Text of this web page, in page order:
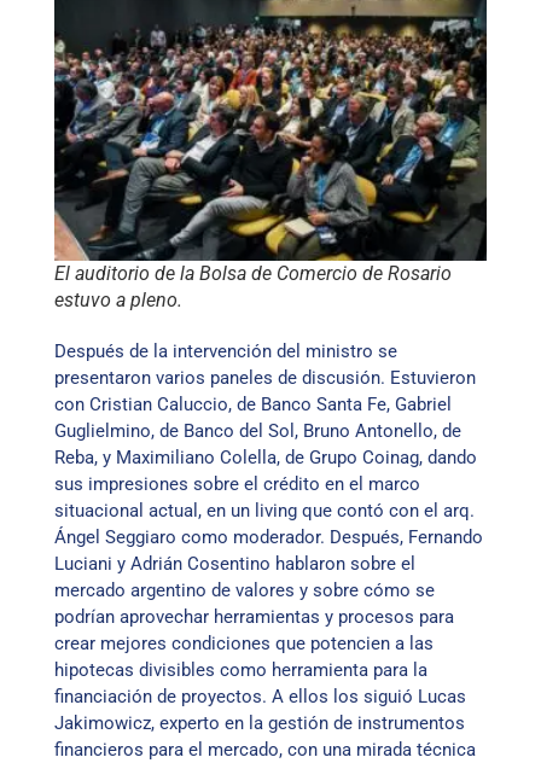
El auditorio de la Bolsa de Comercio de Rosario
estuvo a pleno.
Después de la intervención del ministro se
presentaron varios paneles de discusión. Estuvieron
con Cristian Caluccio, de Banco Santa Fe, Gabriel
Guglielmino, de Banco del Sol, Bruno Antonello, de
Reba, y Maximiliano Colella, de Grupo Coinag, dando
sus impresiones sobre el crédito en el marco
situacional actual, en un living que contó con el arq.
Ángel Seggiaro como moderador. Después, Fernando
Luciani y Adrián Cosentino hablaron sobre el
mercado argentino de valores y sobre cómo se
podrían aprovechar herramientas y procesos para
crear mejores condiciones que potencien a las
hipotecas divisibles como herramienta para la
financiación de proyectos. A ellos los siguió Lucas
Jakimowicz, experto en la gestión de instrumentos
financieros para el mercado, con una mirada técnica